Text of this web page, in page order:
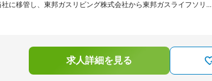
に移管し、東邦ガスリビング株式会社から東邦ガスライフソリ...
求人詳細を見る